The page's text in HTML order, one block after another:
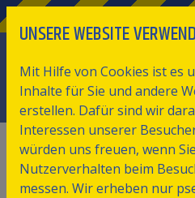
UNSERE WEBSITE
Mit Hilfe von Cookies ist es
Inhalte für Sie und andere
erstellen. Dafür sind wir
Interessen unserer
würden uns freuen, wenn
Nutzerverhalten beim
messen. Wir erheben nur